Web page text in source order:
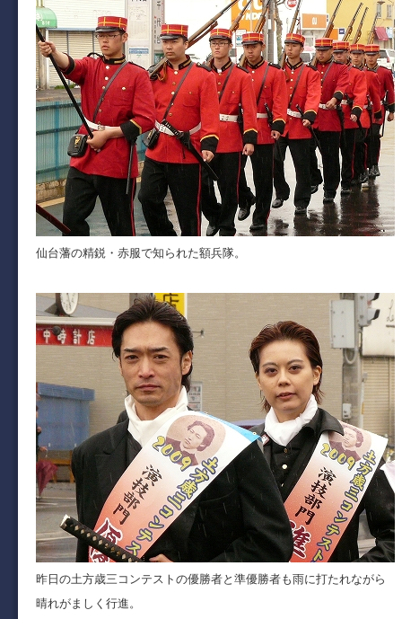
仙台藩の精鋭・赤服で知られた額兵隊。
昨日の土方歳三コンテストの優勝者と準優勝者も雨に打たれながら
晴れがましく行進。